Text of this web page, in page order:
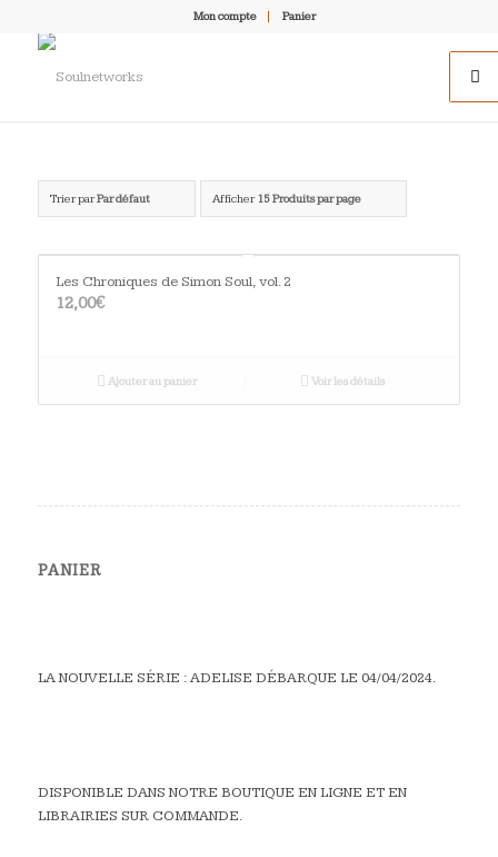
Mon compte Panier
Trier parPar défaut Afficher15 Produits par page
Les Chroniques de Simon Soul, vol. 2
12,00€
Ajouter au panier Voir les détails
PANIER
LA NOUVELLE SÉRIE : ADELISE DÉBARQUE LE 04/04/2024.
DISPONIBLE DANS NOTRE BOUTIQUE EN LIGNE ET EN
LIBRAIRIES SUR COMMANDE.